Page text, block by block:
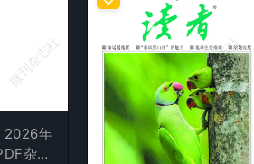
微刊杂志社
微刊杂志社
微刊杂志社
微刊杂志社